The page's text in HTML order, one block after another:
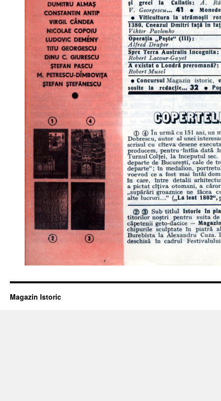
Magazin Istoric